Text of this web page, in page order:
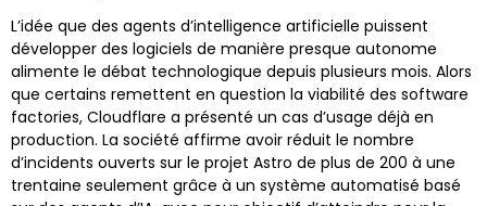
L’idée que des agents d’intelligence artificielle puissent
développer des logiciels de manière presque autonome
alimente le débat technologique depuis plusieurs mois. Alors
que certains remettent en question la viabilité des software
factories, Cloudflare a présenté un cas d’usage déjà en
production. La société affirme avoir réduit le nombre
d’incidents ouverts sur le projet Astro de plus de 200 à une
trentaine seulement grâce à un système automatisé basé